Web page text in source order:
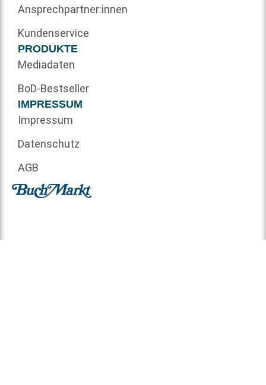
Ansprechpartner:innen
Kundenservice
PRODUKTE
Mediadaten
BoD-Bestseller
IMPRESSUM
Impressum
Datenschutz
AGB